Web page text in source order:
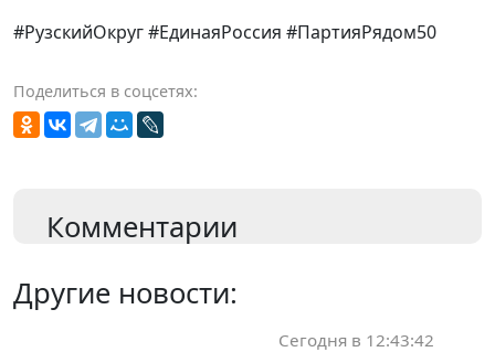
#РузскийОкруг #ЕдинаяРоссия #ПартияРядом50
Поделиться в соцсетях:
Комментарии
Другие новости:
Сегодня в 12:43:42